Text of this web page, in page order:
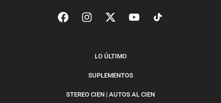
LO ÚLTIMO
SUPLEMENTOS
STEREO CIEN | AUTOS AL CIEN